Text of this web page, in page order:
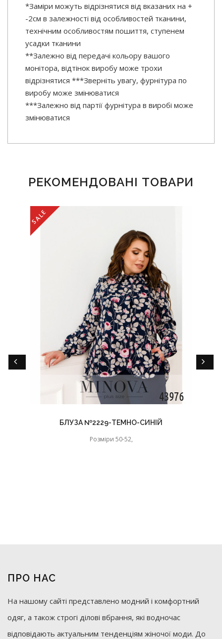
*Заміри можуть відрізнятися від вказаних на +
-2см в залежності від особливостей тканини,
технічним особливостям пошиття, ступенем
усадки тканини
**Залежно від передачі кольору вашого
монітора, відтінок виробу може трохи
відрізнятися ***Зверніть увагу, фурнітура по
виробу може змінюватися
***Залежно від партії фурнітура в виробі може
змінюватися
РЕКОМЕНДОВАНІ ТОВАРИ
SALE
БЛУЗА №2229-ТЕМНО-СИНІЙ
Розміри 50-52,
ПРО НАС
На нашому сайті представлено модний і комфортний
одяг, а також строгі ділові вбрання, які водночас
відповідають актуальним тенденціям жіночої моди. До